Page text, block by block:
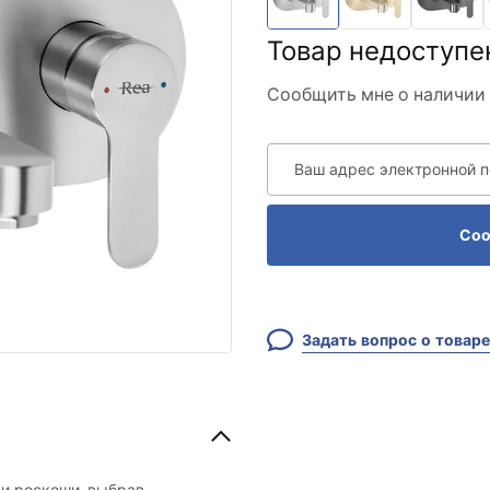
Товар
Сообщить мне о наличии
Ваш адрес электронной
Задать вопрос о товаре